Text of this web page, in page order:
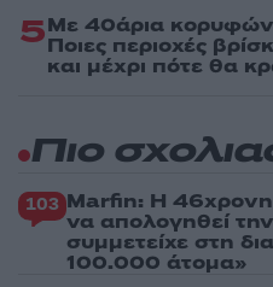
5Με 40άρια
Ποιες περιοχές
και μέχρι πότε θα
Πιο
103 Marfin: Η 46χρονη
να απολογηθεί
συμμετείχε στη
100.000 άτομα»